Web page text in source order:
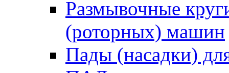
Размывочные
(роторных) машин
Пады (насадки)